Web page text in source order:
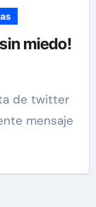
miedo!
mensaje